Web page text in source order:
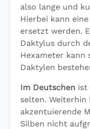
also lange und
Hierbei kann
ersetzt werden.
Daktylus durch
Hexameter kann
Daktylen
Im Deutschen ist
selten. Weiterhin
akzentuierende
Silben nicht